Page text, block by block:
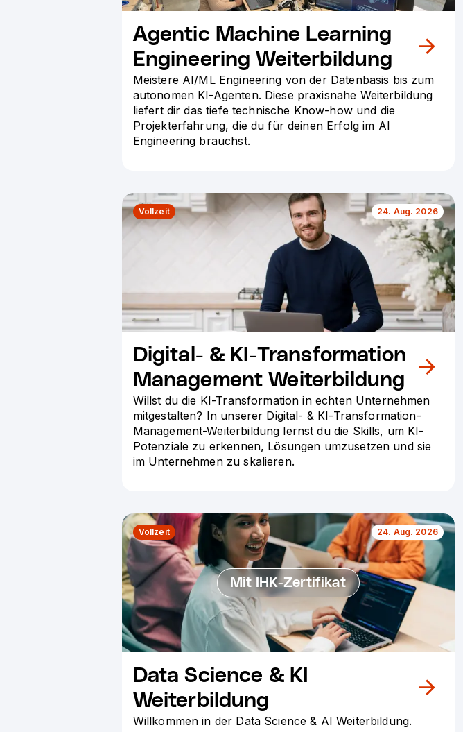
Agentic Machine Learning
Engineering Weiterbildung
Meistere AI/ML Engineering von der Datenbasis bis zum
autonomen KI-Agenten. Diese praxisnahe Weiterbildung
liefert dir das tiefe technische Know-how und die
Projekterfahrung, die du für deinen Erfolg im AI
Engineering brauchst.
24. Aug. 2026
Vollzeit
Digital- & KI-Transformation
Management Weiterbildung
Willst du die KI-Transformation in echten Unternehmen
mitgestalten? In unserer Digital- & KI-Transformation-
Management-Weiterbildung lernst du die Skills, um KI-
Potenziale zu erkennen, Lösungen umzusetzen und sie
im Unternehmen zu skalieren.
Mit IHK-Zertifikat
24. Aug. 2026
Vollzeit
Data Science & KI
Weiterbildung
Willkommen in der Data Science & AI Weiterbildung.